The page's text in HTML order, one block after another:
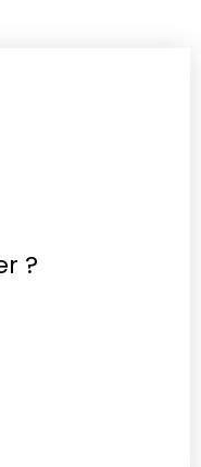
?